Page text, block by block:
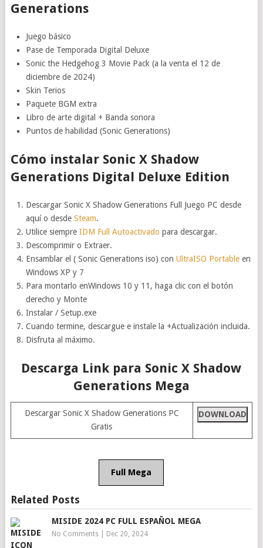
Generations
Juego básico
Pase de Temporada Digital Deluxe
Sonic the Hedgehog 3 Movie Pack (a la venta el 12 de
diciembre de 2024)
Skin Terios
Paquete BGM extra
Libro de arte digital + Banda sonora
Puntos de habilidad (Sonic Generations)
Cómo instalar Sonic X Shadow
Generations Digital Deluxe Edition
Descargar Sonic X Shadow Generations Full Juego PC desde
aquí o desdeSteam.
Utilice siempre IDM Full Autoactivado para descargar.
Descomprimir o Extraer.
Ensamblar el ( Sonic Generations iso) conUltraISO Portable en
Windows XP y 7
Para montarlo enWindows 10 y 11, haga clic con el botón
derecho y Monte
Instalar / Setup.exe
Cuando termine, descargue e instale la +Actualización incluida.
Disfruta al máximo.
Descarga Link para Sonic X Shadow
Generations Mega
Descargar Sonic X Shadow Generations PC
Gratis
DOWNLOAD
Full Mega
Related Posts
MISIDE 2024 PC FULL ESPAÑOL MEGA
No Comments| Dec 20, 2024